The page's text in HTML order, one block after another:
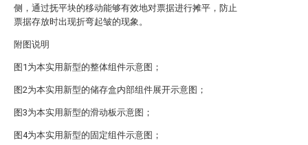
侧，通过抚平块的移动能够有效地对票据进行摊平，防止
票据存放时出现折弯起皱的现象。
附图说明
图1为本实用新型的整体组件示意图；
图2为本实用新型的储存盒内部组件展开示意图；
图3为本实用新型的滑动板示意图；
图4为本实用新型的固定组件示意图；